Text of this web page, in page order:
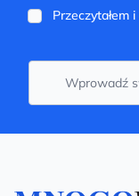
Przeczytałem